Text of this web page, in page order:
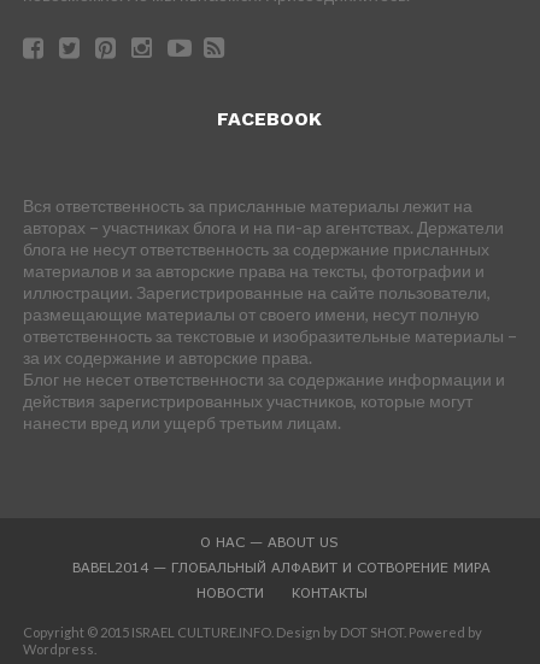
FACEBOOK
Вся ответственность за присланные материалы лежит на
авторах – участниках блога и на пи-ар агентствах. Держатели
блога не несут ответственность за содержание присланных
материалов и за авторские права на тексты, фотографии и
иллюстрации. Зарегистрированные на сайте пользователи,
размещающие материалы от своего имени, несут полную
ответственность за текстовые и изобразительные материалы –
за их содержание и авторские права.
Блог не несет ответственности за содержание информации и
действия зарегистрированных участников, которые могут
нанести вред или ущерб третьим лицам.
О НАС — ABOUT US
BABEL2014 — ГЛОБАЛЬНЫЙ АЛФАВИТ И СОТВОРЕНИЕ МИРА
НОВОСТИ
КОНТАКТЫ
Copyright © 2015 ISRAEL CULTURE.INFO. Design by DOT SHOT. Powered by
Wordpress.